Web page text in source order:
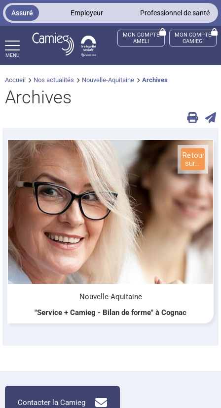
Panneau de gestion des cookies
Assuré Employeur Professionnel de santé
MENU
sourds et malentendants
MON COMPTE
AMELI
MON COMPTE
CAMIEG
Accueil Nos actualités Nouvelle-Aquitaine Archives
Archives
Nouvelle-Aquitaine
"Service + Camieg - Bilan de forme" à Cognac
Contacter la Camieg